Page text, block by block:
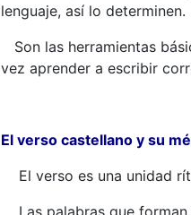
lenguaje, así lo determinen.
Son las herramientas
vez aprender a escribir
El verso castellano y su
El verso es una unidad
Las palabras que forman